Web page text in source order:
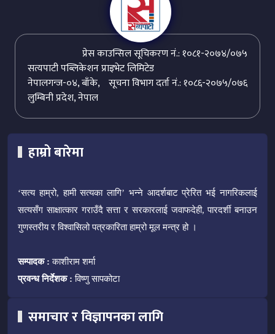
प्रेस काउन्सिल सूचिकरण नं.: १०८१-२०७४/०७५
सत्यपाटी पब्लिकेशन प्राइभेट लिमिटेड
सूचना विभाग दर्ता नं.: १०८६-२०७५/०७६
नेपालगन्ज-०४, बाँके,
लुम्बिनी प्रदेश, नेपाल
हाम्रो बारेमा
‘सत्य हाम्रो, हामी सत्यका लागि’ भन्ने आदर्शबाट प्रेरित भई नागरिकलाई
सत्यसँग साक्षात्कार गराउँदै सत्ता र सरकारलाई जवाफदेही, पारदर्शी बनाउन
गुणस्तरीय र विश्वासिलो पत्रकारिता हाम्रो मूल मन्त्र हो ।
सम्पादक : काशीराम शर्मा
प्रवन्ध निर्देशक : विष्णु सापकोटा
समाचार र विज्ञापनका लागि